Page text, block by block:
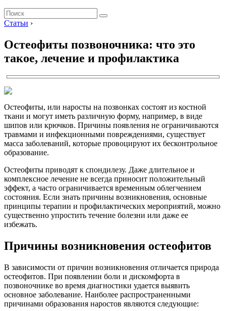
Статьи ›
Остеофиты позвоночника: что это
такое, лечение и профилактика
Остеофиты, или наросты на позвонках состоят из костной
ткани и могут иметь различную форму, например, в виде
шипов или крючков. Причины появления не ограничиваются
травмами и инфекционными повреждениями, существует
масса заболеваний, которые провоцируют их бесконтрольное
образование.
Остеофиты приводят к спондилезу. Даже длительное и
комплексное лечение не всегда приносит положительный
эффект, а часто ограничивается временным облегчением
состояния. Если знать причины возникновения, основные
принципы терапии и профилактических мероприятий, можно
существенно упростить течение болезни или даже ее
избежать.
Причины возникновения остеофитов
В зависимости от причин возникновения отличается природа
остеофитов. При появлении боли и дискомфорта в
позвоночнике во время диагностики удается выявить
основное заболевание. Наиболее распространенными
причинами образования наростов являются следующие: